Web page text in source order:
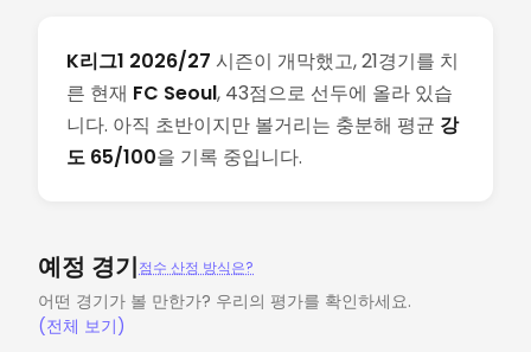
K리그1 2026/27 시즌이 개막했고, 21경기를 치
른 현재 FC Seoul, 43점으로 선두에 올라 있습
니다. 아직 초반이지만 볼거리는 충분해 평균 강
도 65/100을 기록 중입니다.
예정 경기점수 산정 방식은?
어떤 경기가 볼 만한가? 우리의 평가를 확인하세요.
(전체 보기)